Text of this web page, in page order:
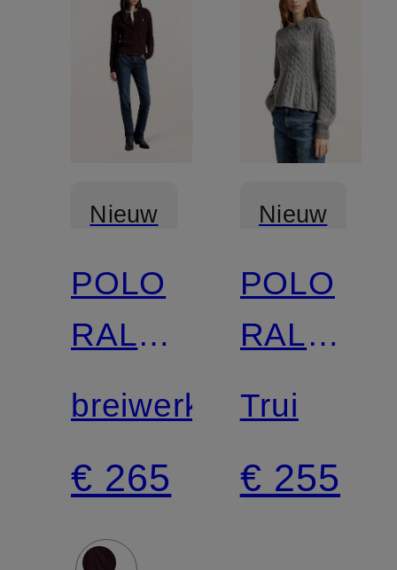
Nieuw
POLO
RALPH
LAUREN
breiwerk
€ 265
Nieuw
POLO
RALPH
LAUREN
Trui
€ 255